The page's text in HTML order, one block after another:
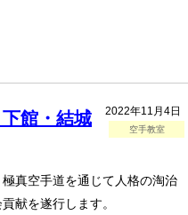
2022年11月4日
空手教室
館・結城
真空手道を通じて人格の淘治
献を遂行します。